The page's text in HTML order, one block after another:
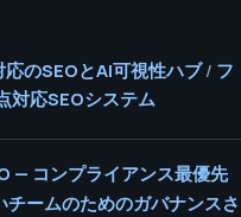
のSEOとAI可視性ハブ/ フ
対応SEOシステム
— コンプライアンス最優先
チームのためのガバナンスさ